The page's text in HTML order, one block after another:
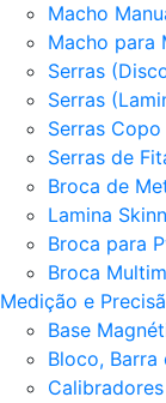
Macho
Macho para
Serras
Serras
Serras Copo
Serras de
Broca de
Lamina
Broca para
Broca
Medição e
Base
Bloco, Barra
Calibradores